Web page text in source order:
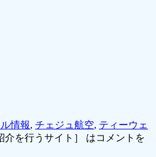
情報, チェジュ航空, ティーウェ
介を行うサイト］ はコメントを